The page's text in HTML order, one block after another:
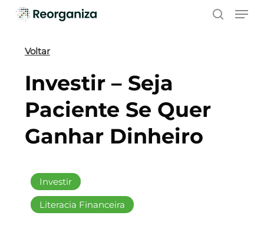
Skip
contentVoltar
Investir
Literacia Financeira
Investir – Seja
Paciente Se Quer
Ganhar Dinheiro